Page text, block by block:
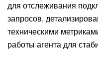
для отслеживания
запросов,
техническими
работы агента для